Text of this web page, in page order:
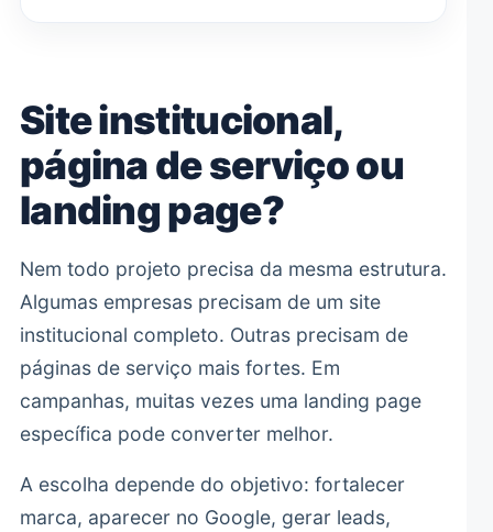
Site institucional,
página de serviço ou
landing page?
Nem todo projeto precisa da mesma estrutura.
Algumas empresas precisam de um site
institucional completo. Outras precisam de
páginas de serviço mais fortes. Em
campanhas, muitas vezes uma landing page
específica pode converter melhor.
A escolha depende do objetivo: fortalecer
marca, aparecer no Google, gerar leads,